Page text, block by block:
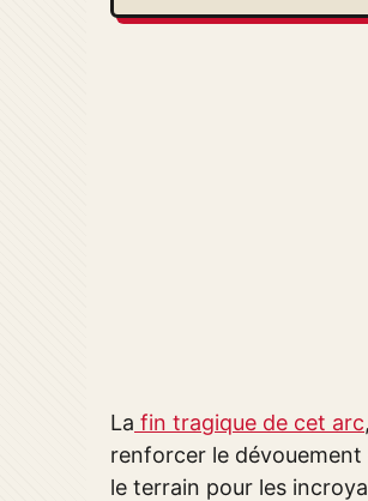
La fin tragique de cet arc
renforcer le
le terrain pour les